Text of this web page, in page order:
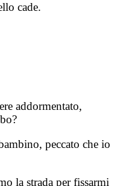
cade.
addormentato,
peccato che io
la strada per fissarmi